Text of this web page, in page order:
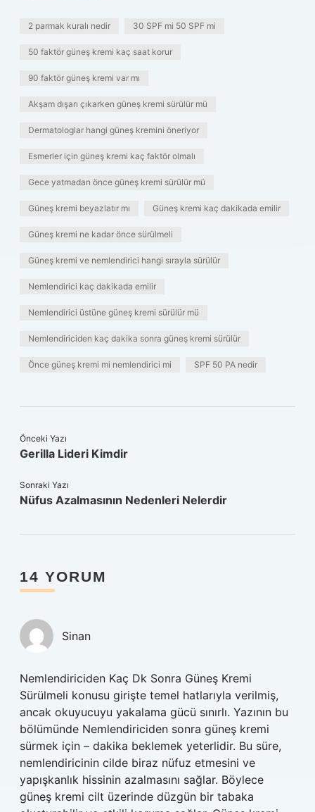
2 parmak kuralı nedir 30 SPF mi 50 SPF mi
50 faktör güneş kremi kaç saat korur
90 faktör güneş kremi var mı
Akşam dışarı çıkarken güneş kremi sürülür mü
Dermatologlar hangi güneş kremini öneriyor
Esmerler için güneş kremi kaç faktör olmalı
Gece yatmadan önce güneş kremi sürülür mü
Güneş kremi beyazlatır mı Güneş kremi kaç dakikada emilir
Güneş kremi ne kadar önce sürülmeli
Güneş kremi ve nemlendirici hangi sırayla sürülür
Nemlendirici kaç dakikada emilir
Nemlendirici üstüne güneş kremi sürülür mü
Nemlendiriciden kaç dakika sonra güneş kremi sürülür
Önce güneş kremi mi nemlendirici mi SPF 50 PA nedir
Önceki Yazı
Gerilla Lideri Kimdir
Sonraki Yazı
Nüfus Azalmasının Nedenleri Nelerdir
14 YORUM
Sinan
Nemlendiriciden Kaç Dk Sonra Güneş Kremi
Sürülmeli konusu girişte temel hatlarıyla verilmiş,
ancak okuyucuyu yakalama gücü sınırlı. Yazının bu
bölümünde Nemlendiriciden sonra güneş kremi
sürmek için – dakika beklemek yeterlidir. Bu süre,
nemlendiricinin cilde biraz nüfuz etmesini ve
yapışkanlık hissinin azalmasını sağlar. Böylece
güneş kremi cilt üzerinde düzgün bir tabaka